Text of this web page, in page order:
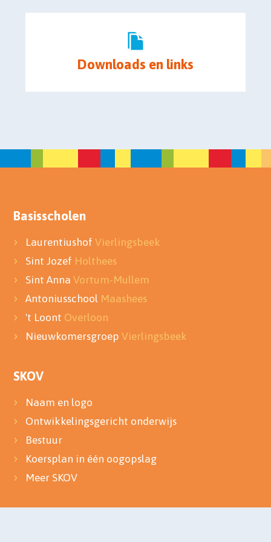
Downloads en links
Basisscholen
LaurentiushofVierlingsbeek
Sint Jozef Holthees
Sint AnnaVortum-Mullem
Antoniusschool Maashees
't Loont Overloon
NieuwkomersgroepVierlingsbeek
SKOV
Naam en logo
Ontwikkelingsgericht onderwijs
Bestuur
Koersplan in één oogopslag
Meer SKOV